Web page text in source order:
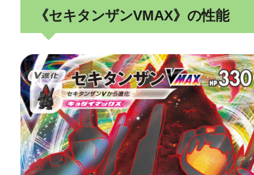
《セキタンザンVMAX》の性能